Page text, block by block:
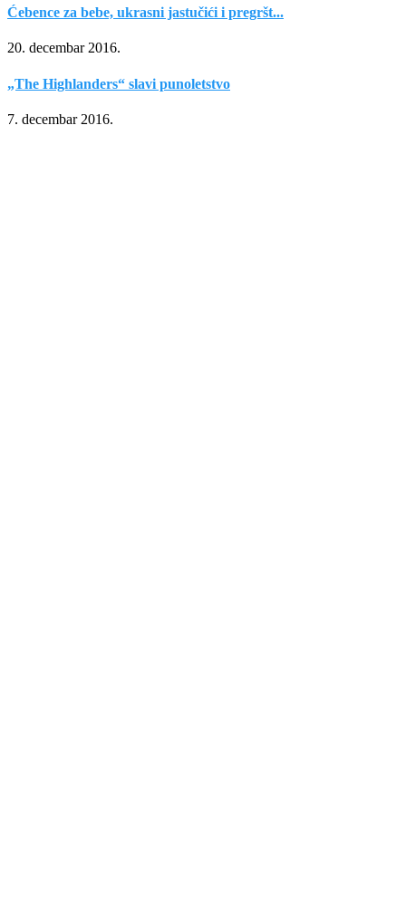
Ćebence za bebe, ukrasni jastučići i pregršt...
20. decembar 2016.
„The Highlanders“ slavi punoletstvo
7. decembar 2016.